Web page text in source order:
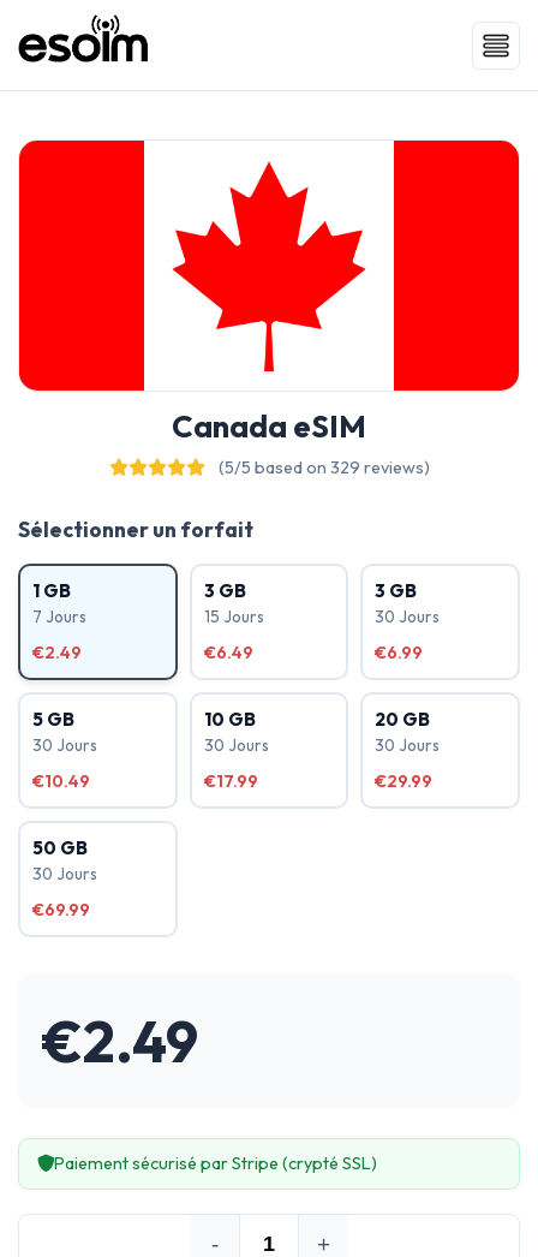
Canada eSIM
(5/5 based on 329 reviews)
Sélectionner un forfait
1 GB
7 Jours
€2.49
3 GB
15 Jours
€6.49
3 GB
30 Jours
€6.99
5 GB
30 Jours
€10.49
10 GB
30 Jours
€17.99
20 GB
30 Jours
€29.99
50 GB
30 Jours
€69.99
€2.49
Paiement sécurisé par Stripe (crypté SSL)
- +